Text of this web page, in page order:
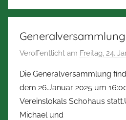
Generalversammlung
Veröffentlicht am Freitag, 24.
Die Generalversammlung
dem 26.Januar 2025 um
Vereinslokals Schohaus
Michael und